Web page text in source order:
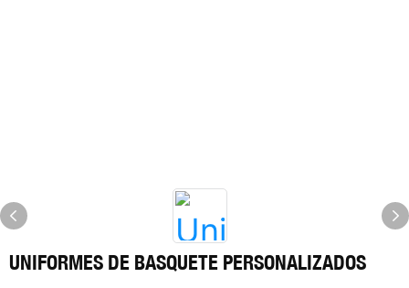
UNIFORMES DE BASQUETE PERSONALIZADOS